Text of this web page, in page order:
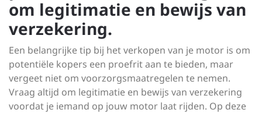
om legitimatie en bewijs van
verzekering.
Een belangrijke tip bij het verkopen van je motor is om
potentiële kopers een proefrit aan te bieden, maar
vergeet niet om voorzorgsmaatregelen te nemen.
Vraag altijd om legitimatie en bewijs van verzekering
voordat je iemand op jouw motor laat rijden. Op deze